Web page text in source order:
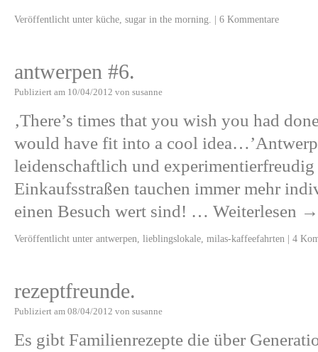
Veröffentlicht unter küche sugar in the morning. | 6 Kommentare
antwerpen #6.
Publiziert am 10/04/2012 von susanne
‚There’s times that you wish you had
would have fit into a cool
leidenschaftlich und experimentierfreudig
Einkaufsstraßen tauchen immer mehr
einen Besuch wert sind! … Weiterlesen →
Veröffentlicht unter antwerpen lieblingslokale milas-kaffeefahrten | 4
rezeptfreunde.
Publiziert am 08/04/2012 von susanne
Es gibt Familienrezepte die über